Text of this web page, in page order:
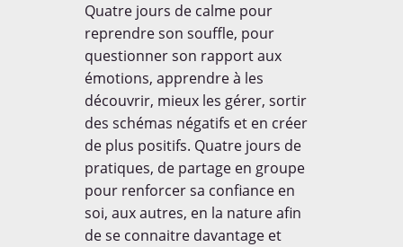
Quatre jours de calme pour
reprendre son souffle, pour
questionner son rapport aux
émotions, apprendre à les
découvrir, mieux les gérer, sortir
des schémas négatifs et en créer
de plus positifs. Quatre jours de
pratiques, de partage en groupe
pour renforcer sa confiance en
soi, aux autres, en la nature afin
de se connaitre davantage et